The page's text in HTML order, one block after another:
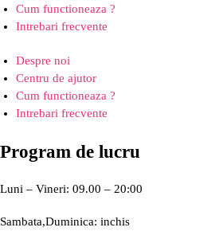
Cum functioneaza ?
Intrebari frecvente
Despre noi
Centru de ajutor
Cum functioneaza ?
Intrebari frecvente
Program de lucru
Luni – Vineri: 09.00 – 20:00
Sambata,Duminica: inchis